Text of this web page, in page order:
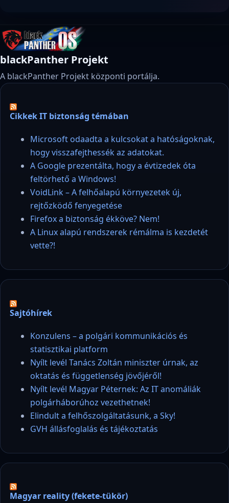
blackPanther Projekt
A blackPanther Projekt központi portálja.
Cikkek IT biztonság témában
Microsoft odaadta a kulcsokat a hatóságoknak,
hogy visszafejthessék az adatokat.
A Google prezentálta, hogy a évtizedek óta
feltörhető a Windows!
VoidLink – A felhőalapú környezetek új,
rejtőzködő fenyegetése
Firefox a biztonság ékköve? Nem!
A Linux alapú rendszerek rémálma is kezdetét
vette?!
Sajtóhírek
Konzulens – a polgári kommunikációs és
statisztikai platform
Nyílt levél Tanács Zoltán miniszter úrnak, az
oktatás és függetlenség jövőjéről!
Nyílt levél Magyar Péternek: Az IT anomáliák
polgárháborúhoz vezethetnek!
Elindult a felhőszolgáltatásunk, a Sky!
GVH állásfoglalás és tájékoztatás
Magyar reality (fekete-tükör)